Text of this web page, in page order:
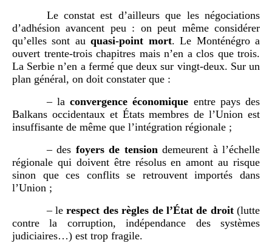
Le constat est d’ailleurs que les négociations
d’adhésion avancent peu : on peut même considérer
qu’elles sont au quasi-point mort.Le Monténégro a
ouvert trente-trois chapitres mais n’en a clos que trois.
La Serbie n’en a fermé que deux sur vingt-deux. Sur un
plan général, on doit constater que :
– la convergence économique entre pays des
Balkans occidentaux et États membres de l’Union est
insuffisante de même que l’intégration régionale ;
– des foyers de tension demeurent à l’échelle
régionale qui doivent être résolus en amont au risque
sinon que ces conflits se retrouvent importés dans
l’Union ;
– le respect des règles de l’État de droit (lutte
contre la corruption, indépendance des systèmes
judiciaires…) est trop fragile.